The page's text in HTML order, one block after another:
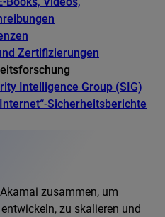
Zertifizierungen
Intelligence Group (SIG)
Sicherheitsberichte
zusammen, um
zu skalieren und